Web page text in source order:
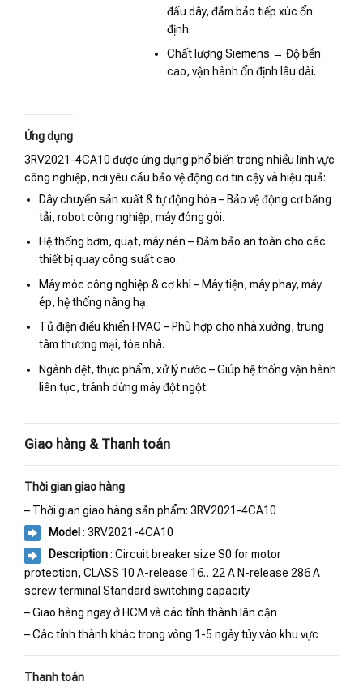
đấu dây, đảm bảo tiếp xúc ổn
định.
Chất lượng Siemens → Độ bền
cao, vận hành ổn định lâu dài.
Ứng dụng
3RV2021-4CA10 được ứng dụng phổ biến trong nhiều lĩnh vực
công nghiệp, nơi yêu cầu bảo vệ động cơ tin cậy và hiệu quả:
Dây chuyền sản xuất & tự động hóa – Bảo vệ động cơ băng
tải, robot công nghiệp, máy đóng gói.
Hệ thống bơm, quạt, máy nén – Đảm bảo an toàn cho các
thiết bị quay công suất cao.
Máy móc công nghiệp & cơ khí – Máy tiện, máy phay, máy
ép, hệ thống nâng hạ.
Tủ điện điều khiển HVAC – Phù hợp cho nhà xưởng, trung
tâm thương mại, tòa nhà.
Ngành dệt, thực phẩm, xử lý nước – Giúp hệ thống vận hành
liên tục, tránh dừng máy đột ngột.
Giao hàng & Thanh toán
Thời gian giao hàng
– Thời gian giao hàng sản phẩm: 3RV2021-4CA10
Model : 3RV2021-4CA10
Description: Circuit breaker size S0 for motor
protection, CLASS 10 A-release 16…22 A N-release 286 A
screw terminal Standard switching capacity
– Giao hàng ngay ở HCM và các tỉnh thành lân cận
– Các tỉnh thành khác trong vòng 1-5 ngày tùy vào khu vực
Thanh toán